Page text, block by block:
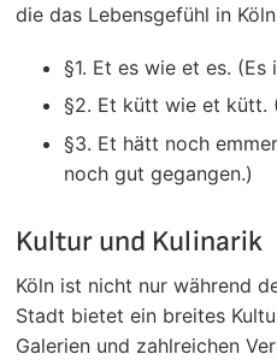
die das Lebensgefühl in
§1. Et es wie et es. (Es
§2. Et kütt wie et kütt.
§3. Et hätt noch
noch gut gegangen.)
Kultur und Kulinarik
Köln ist nicht nur während
Stadt bietet ein breites
Galerien und zahlreichen